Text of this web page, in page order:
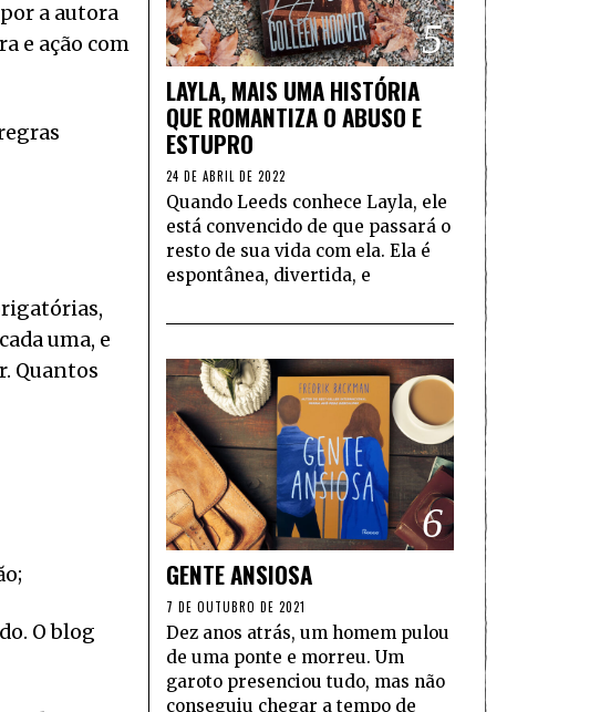
a autora
e ação com
uma, e
Quantos
O blog
5
LAYLA, MAIS UMA HISTÓRIA
QUE ROMANTIZA O ABUSO E
ESTUPRO
24 DE ABRIL DE 2022
Quando Leeds conhece Layla, ele
está convencido de que passará o
resto de sua vida com ela. Ela é
espontânea, divertida, e
6
GENTE ANSIOSA
7 DE OUTUBRO DE 2021
Dez anos atrás, um homem pulou
de uma ponte e morreu. Um
garoto presenciou tudo, mas não
conseguiu chegar a tempo de